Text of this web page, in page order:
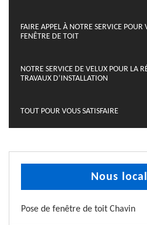
FAIRE APPEL À NOTRE SERVICE POUR
FENÊTRE DE TOIT
NOTRE SERVICE DE VELUX POUR LA
TRAVAUX D’INSTALLATION
TOUT POUR VOUS SATISFAIRE
Nous
Pose de fenêtre de toit Chavin